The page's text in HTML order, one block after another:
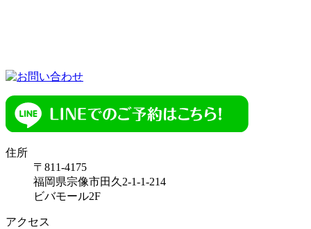
住所
〒811-4175
福岡県宗像市田久2-1-1-214
ビバモール2F
アクセス